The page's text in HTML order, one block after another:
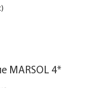
MARSOL 4*